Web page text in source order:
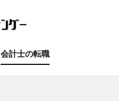
会計士の転職